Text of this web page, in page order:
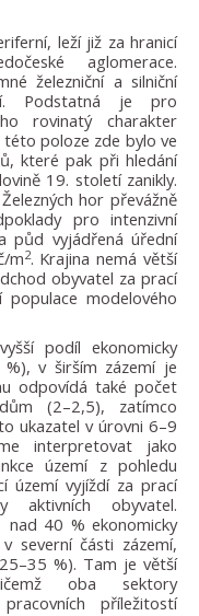
leží již za hranicí
aglomerace.
železniční a silniční
Podstatná je pro
rovinatý charakter
poloze zde bylo ve
které pak při hledání
19. století zanikly.
hor převážně
pro intenzivní
půd vyjádřená úřední
m2. Krajina nemá větší
obyvatel za prací
modelového
podíl ekonomicky
v širším zázemí je
odpovídá také počet
(2–2,5), zatímco
ukazatel v úrovni 6–9
interpretovat jako
území z pohledu
území vyjíždí za prací
aktivních obyvatel.
nad 40 % ekonomicky
severní části zázemí,
%). Tam je větší
oba sektory
příležitostí